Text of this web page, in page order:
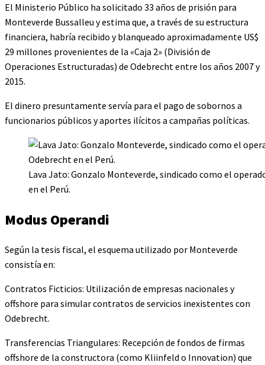
El Ministerio Público ha solicitado 33 años de prisión para
Monteverde Bussalleu y estima que, a través de su estructura
financiera, habría recibido y blanqueado aproximadamente US$
29 millones provenientes de la «Caja 2» (División de
Operaciones Estructuradas) de Odebrecht entre los años 2007 y
2015.
El dinero presuntamente servía para el pago de sobornos a
funcionarios públicos y aportes ilícitos a campañas políticas.
Lava Jato: Gonzalo Monteverde, sindicado como el
en el Perú.
Modus Operandi
Según la tesis fiscal, el esquema utilizado por Monteverde
consistía en:
Contratos Ficticios: Utilización de empresas nacionales y
offshore para simular contratos de servicios inexistentes con
Odebrecht.
Transferencias Triangulares: Recepción de fondos de firmas
offshore de la constructora (como Kliinfeld o Innovation) que